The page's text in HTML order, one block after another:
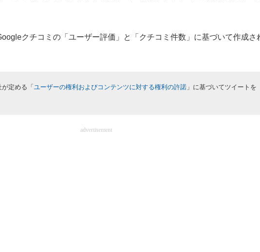
クチコミの「ユーザー評価」と「クチコミ件数」に基づいて作成さ
定める「 ユーザーの権利およびコンテンツに対する権利の許諾 」に基づいてツイートを
advertisement